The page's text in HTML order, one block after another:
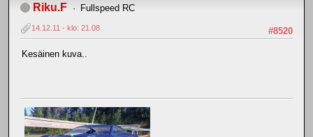
Riku.F Fullspeed RC
#8520
14.12.11 - klo: 21.08
Kesäinen kuva..